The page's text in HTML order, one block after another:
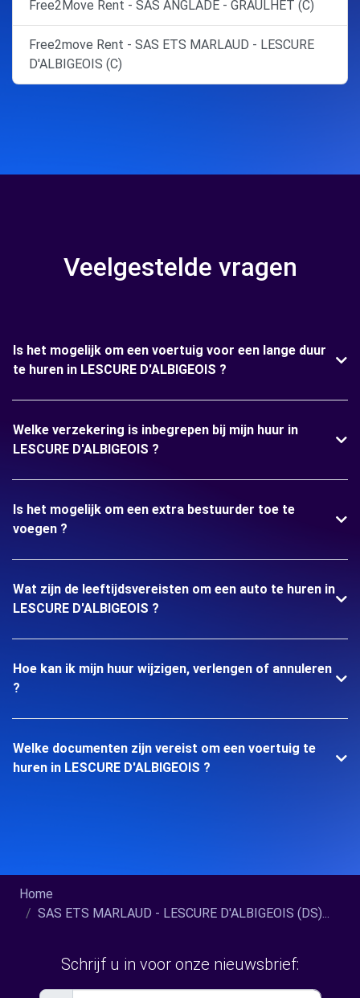
Free2Move Rent - SAS ANGLADE - GRAULHET (C)
Free2move Rent - SAS ETS MARLAUD - LESCURE
D'ALBIGEOIS (C)
Veelgestelde vragen
Is het mogelijk om een voertuig voor een lange duur
te huren in LESCURE D'ALBIGEOIS ?
Welke verzekering is inbegrepen bij mijn huur in
LESCURE D'ALBIGEOIS ?
Is het mogelijk om een extra bestuurder toe te
voegen ?
Wat zijn de leeftijdsvereisten om een auto te huren in
LESCURE D'ALBIGEOIS ?
Hoe kan ik mijn huur wijzigen, verlengen of annuleren
?
Welke documenten zijn vereist om een voertuig te
huren in LESCURE D'ALBIGEOIS ?
Home
SAS ETS MARLAUD - LESCURE D'ALBIGEOIS (DS)...
Schrijf u in voor onze nieuwsbrief: